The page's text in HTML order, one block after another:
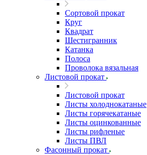
Сортовой прокат
Круг
Квадрат
Шестигранник
Катанка
Полоса
Проволока вязальная
Листовой прокат
Листовой прокат
Листы холоднокатаные
Листы горячекатаные
Листы оцинкованные
Листы рифленые
Листы ПВЛ
Фасонный прокат